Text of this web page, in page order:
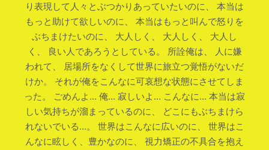
り表現して人々とぶつかりあっていたいのに、 本当は
もっと助けて欲しいのに、 本当はもっと叫んで怒りを
ぶちまけたいのに、 大人しく、 大人しく、 大人し
く、 良い人であろうとしている。 所詮俺は、 人に嫌
われて、 居場所をなくして世界に旅立つ覚悟がないだ
けか。 それが俺をこんなに可哀想な状態にさせてしま
った。 ごめんよ… 俺… 寂しいよ… こんなに… 本当は寂
しい気持ちが溜まっているのに、 どこにもぶちまけら
れないでいる…。 世界はこんなに広いのに、 世界はこ
んなに眩しく、豊かなのに、 視力矯正の不具合を抱え